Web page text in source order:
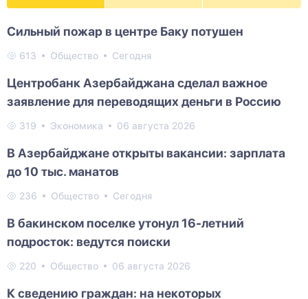
Сильный пожар в центре Баку потушен
613 Общество Сегодня
Центробанк Азербайджана сделал важное
заявление для переводящих деньги в Россию
319 Экономика 06 августа 2026
В Азербайджане открыты вакансии: зарплата
до 10 тыс. манатов
236 Общество Сегодня
В бакинском поселке утонул 16-летний
подросток: ведутся поиски
220 Общество 06 августа 2026
К сведению граждан: на некоторых